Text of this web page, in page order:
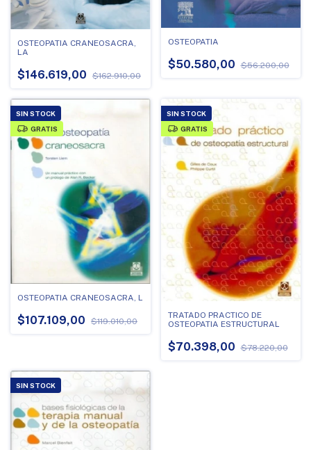
OSTEOPATIA CRANEOSACRA,
LA
$146.619,00 $162.910,00
OSTEOPATIA
$50.580,00 $56.200,00
SIN STOCK
GRATIS
OSTEOPATIA CRANEOSACRA, L
$107.109,00 $119.010,00
SIN STOCK
GRATIS
TRATADO PRACTICO DE
OSTEOPATIA ESTRUCTURAL
$70.398,00 $78.220,00
SIN STOCK